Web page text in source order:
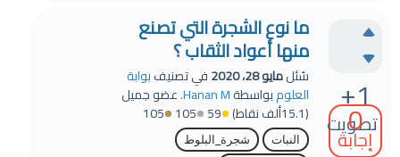
+1
تصويت
0
إجابة
ما نوع الشجرة التي تصنع
منها أعواد الثقاب ؟
سُئلمايو 28، 2020 في تصنيفبوابة
العلومبواسطةHanan M. عضو جميل
(15.1ألف نقاط) 59
105
105
النبات
شجرة_البلوط